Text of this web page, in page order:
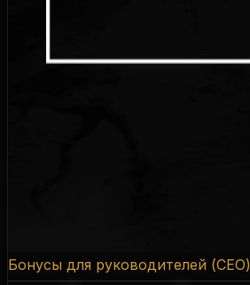
Бонусы для руководителей (CEO)